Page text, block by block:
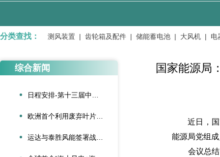
分类查找：
开关设备 | 测风装置 | 齿轮箱及配件 | 储能蓄电池 | 大风机 | 电
综合新闻 国家能源局
近日，国家
能源局党组
会议总结